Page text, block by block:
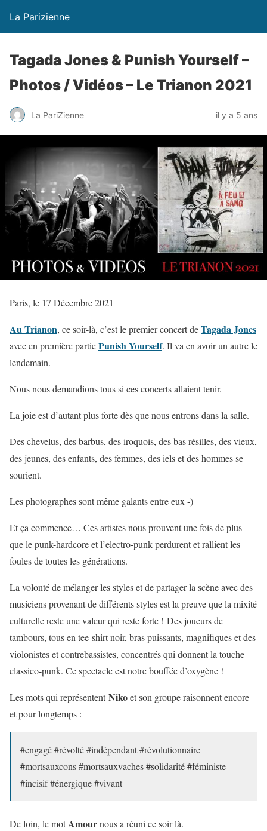
La Parizienne
Tagada Jones & Punish Yourself –
Photos / Vidéos – Le Trianon 2021
La PariZienne il y a 5 ans
Paris, le 17 Décembre 2021
Au Trianon, ce soir-là, c’est le premier concert deTagada Jones
avec en première partiePunish Yourself. Il va en avoir un autre le
lendemain.
Nous nous demandions tous si ces concerts allaient tenir.
La joie est d’autant plus forte dès que nous entrons dans la salle.
Des chevelus, des barbus, des iroquois, des bas résilles, des vieux,
des jeunes, des enfants, des femmes, des iels et des hommes se
sourient.
Les photographes sont même galants entre eux -)
Et ça commence… Ces artistesnous prouvent une fois de plus
que le punk-hardcore et l’electro-punk perdurent et rallient les
foules de toutes les générations.
La volonté de mélanger les styles et de partager la scène avec des
musiciens provenant de différents styles est la preuve que la mixité
culturelle reste une valeur qui reste forte ! Des joueurs de
tambours, tous en tee-shirt noir, bras puissants, magnifiques et des
violonistes et contrebassistes, concentrés qui donnent la touche
classico-punk. Ce spectacle est notre bouffée d’oxygène !
Les mots qui représententNikoet son groupe raisonnent encore
et pour longtemps :
#engagé #révolté #indépendant #révolutionnaire
#mortsauxcons #mortsauxvaches #solidarité #féministe
#incisif #énergique #vivant
De loin, le motAmournous a réuni ce soir là.